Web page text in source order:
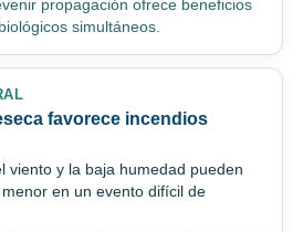
propagación ofrece beneficios
simultáneos.
favorece incendios
viento y la baja humedad pueden
en un evento difícil de